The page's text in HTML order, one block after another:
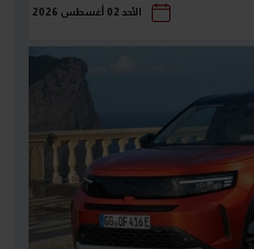
الأحد 02 أغسطس 2026